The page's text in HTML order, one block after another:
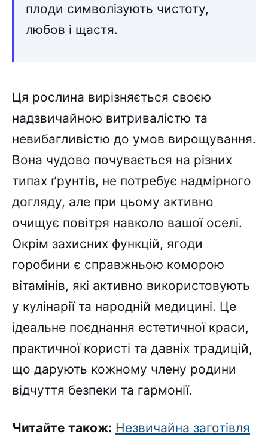
плоди символізують чистоту,
любов і щастя.
Ця рослина вирізняється своєю
надзвичайною витривалістю та
невибагливістю до умов вирощування.
Вона чудово почувається на різних
типах ґрунтів, не потребує надмірного
догляду, але при цьому активно
очищує повітря навколо вашої оселі.
Окрім захисних функцій, ягоди
горобини є справжньою коморою
вітамінів, які активно використовують
у кулінарії та народній медицині. Це
ідеальне поєднання естетичної краси,
практичної користі та давніх традицій,
що дарують кожному члену родини
відчуття безпеки та гармонії.
Читайте також: Незвичайна заготівля